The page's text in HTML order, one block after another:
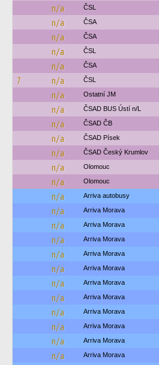
n/a ČSL
n/a ČSA
n/a ČSA
n/a ČSL
n/a ČSA
7 n/a ČSL
n/a Ostatní JM
n/a ČSAD BUS Ústí n/L
n/a ČSAD ČB
n/a ČSAD Písek
n/a ČSAD Český Krumlov
n/a Olomouc
n/a Olomouc
n/a Arriva autobusy
n/a Arriva Morava
n/a Arriva Morava
n/a Arriva Morava
n/a Arriva Morava
n/a Arriva Morava
n/a Arriva Morava
n/a Arriva Morava
n/a Arriva Morava
n/a Arriva Morava
n/a Arriva Morava
n/a Arriva Morava